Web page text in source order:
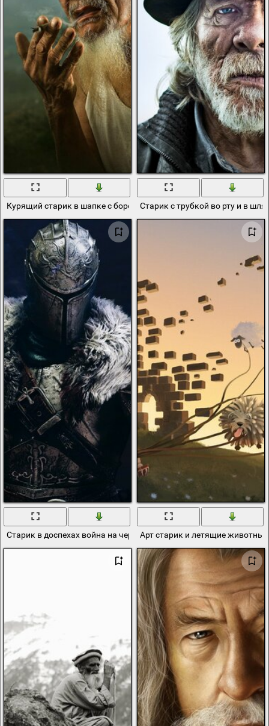
Курящий старик в шапке с бородкойСтарик с трубкой во рту и в
Старик в доспехах война на черном фонеАрт старик и летящие